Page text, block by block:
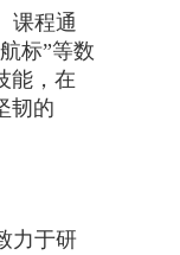
课程通
标”等数
能，在
韧的
力于研